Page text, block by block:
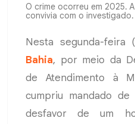
O crime ocorreu em 2025.
convivia com o
Nesta segunda-feira
Bahia, por meio da
de Atendimento à
cumpriu mandado
desfavor de um